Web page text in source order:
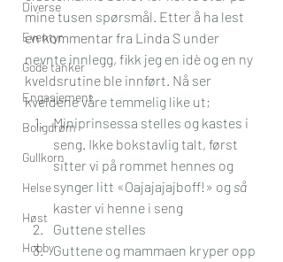
Diverse
Eventyr
Gode tanker
Engasjement
Boligdrøm
Gullkorn
Helse
Høst
Hobby
mine tusen spørsmål. Etter å ha lest
en kommentar fra Linda S under
nevnte innlegg, fikk jeg en idè og en ny
kveldsrutine ble innført. Nå ser
kveldene våre temmelig like ut;
Miniprinsessa stelles og kastes i
seng. Ikke bokstavlig talt, først
sitter vi på rommet hennes og
synger litt «Oajajajajboff!» og så
kaster vi henne i seng
Guttene stelles
Guttene og mammaen kryper opp